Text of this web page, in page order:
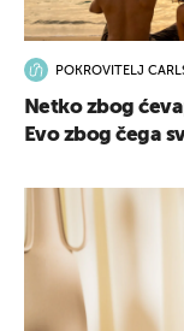
POKROVITELJ
Netko zbog
Evo zbog čega